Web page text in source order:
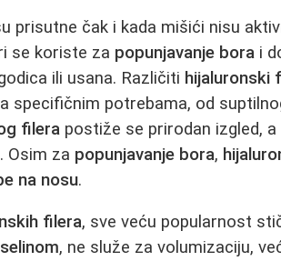
prisutne čak i kada mišići nisu
se koriste za popunjavanje bora i
ili usana. Različiti hijaluronski
specifičnim potrebama, od
filera postiže se prirodan izgled,
Osim za popunjavanje bora,
na nosu.
filera, sve veću popularnost
, ne služe za volumizaciju,